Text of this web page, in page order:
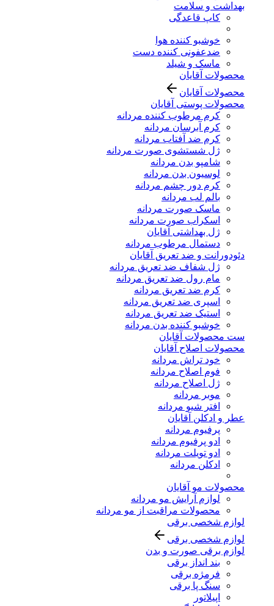
بهداشت و سلامت
کاپ قاعدگی
خوشبو کننده هوا
ضدعفونی کننده دست
ماسک و شیلد
محصولات آقایان
محصولات آقایان
محصولات پوستی آقایان
کرم مرطوب کننده مردانه
کرم آبرسان مردانه
کرم ضد آفتاب مردانه
ژل شستشوی صورت مردانه
شامپو بدن مردانه
لوسیون بدن مردانه
کرم دور چشم مردانه
بالم لب مردانه
ماسک صورت مردانه
اسکراب صورت مردانه
ژل بهداشتی آقایان
دستمال مرطوب مردانه
دئودورانت و ضد تعریق آقایان
ژل شفاف ضد تعریق مردانه
مام رول ضد تعریق مردانه
کرم ضد تعریق مردانه
اسپری ضد تعریق مردانه
استیک ضد تعریق مردانه
خوشبو کننده بدن مردانه
ست محصولات آقایان
محصولات اصلاح آقایان
خود تراش مردانه
فوم اصلاح مردانه
ژل اصلاح مردانه
موبر مردانه
افتر شیو مردانه
عطر و ادکلن آقایان
پرفیوم مردانه
ادو پرفیوم مردانه
ادو تویلت مردانه
ادکلن مردانه
محصولات مو آقایان
لوازم آرایش مو مردانه
محصولات مراقبت از مو مردانه
لوازم شخصی برقی
لوازم شخصی برقی
لوازم برقی صورت و بدن
بند انداز برقی
فرمژه برقی
سنگ پا برقی
اپیلاتور